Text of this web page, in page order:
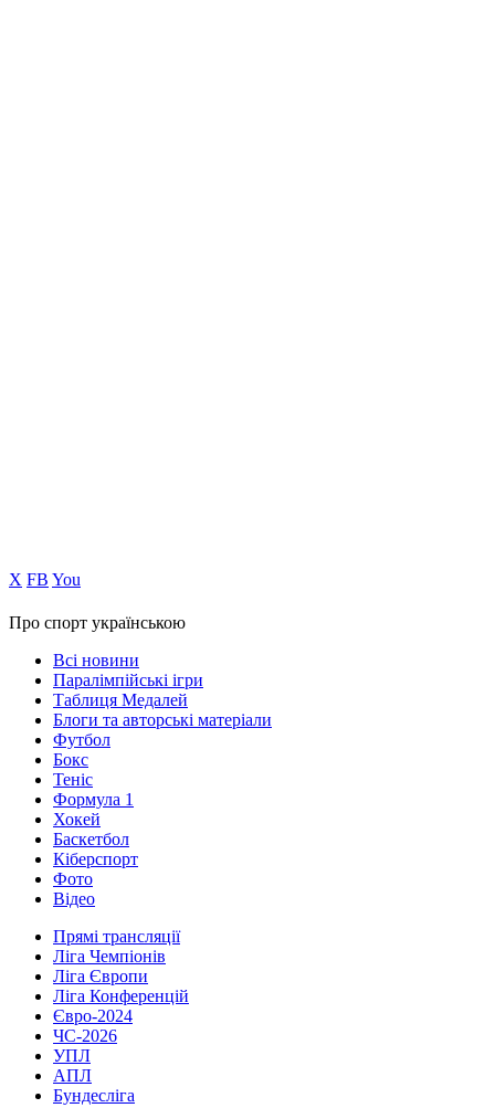
Х FB You
Про спорт українською
Всі новини
Паралімпійські ігри
Таблиця Медалей
Блоги та авторські матеріали
Футбол
Бокс
Теніс
Формула 1
Хокей
Баскетбол
Кіберспорт
Фото
Відео
Прямі трансляції
Ліга Чемпіонів
Ліга Європи
Ліга Конференцій
Євро-2024
ЧС-2026
УПЛ
АПЛ
Бундесліга